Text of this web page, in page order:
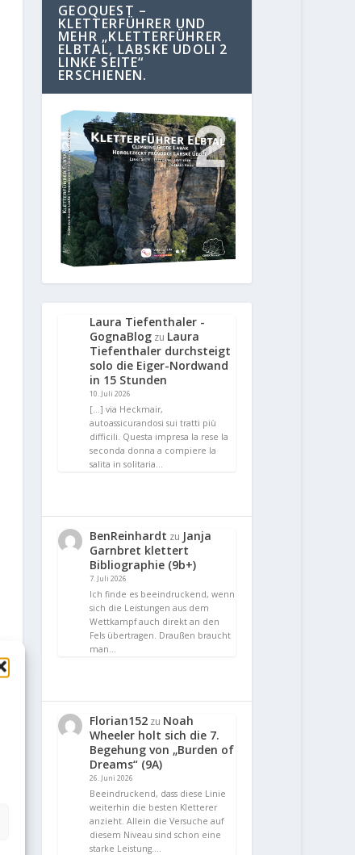
GEOQUEST –
KLETTERFÜHRER UND
MEHR „KLETTERFÜHRER
ELBTAL, LABSKE UDOLI 2
LINKE SEITE“
ERSCHIENEN.
Laura Tiefenthaler -
GognaBlog zu Laura
Tiefenthaler durchsteigt
solo die Eiger-Nordwand
in 15 Stunden
10. Juli 2026
[…] via Heckmair,
autoassicurandosi sui tratti più
difficili. Questa impresa la rese la
seconda donna a compiere la
salita in solitaria…
BenReinhardt zu Janja
Garnbret klettert
Bibliographie (9b+)
7. Juli 2026
Ich finde es beeindruckend, wenn
sich die Leistungen aus dem
Wettkampf auch direkt an den
Fels übertragen. Draußen braucht
man…
Florian152 zu Noah
Wheeler holt sich die 7.
Begehung von „Burden of
Dreams“ (9A)
26. Juni 2026
Beeindruckend, dass diese Linie
weiterhin die besten Kletterer
anzieht. Allein die Versuche auf
diesem Niveau sind schon eine
starke Leistung.…